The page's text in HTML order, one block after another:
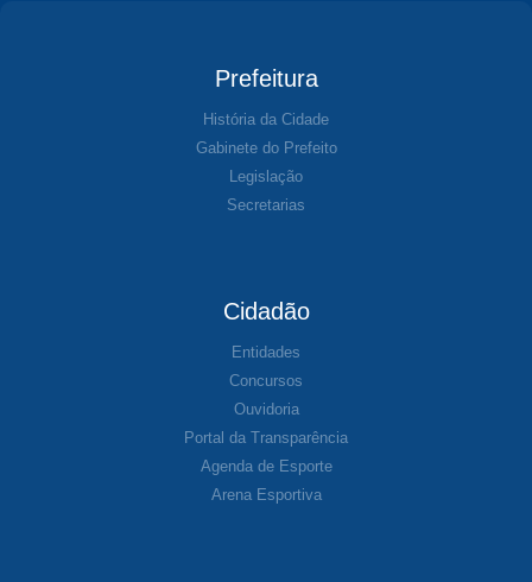
Prefeitura
História da Cidade
Gabinete do Prefeito
Legislação
Secretarias
Cidadão
Entidades
Concursos
Ouvidoria
Portal da Transparência
Agenda de Esporte
Arena Esportiva